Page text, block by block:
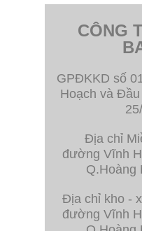
CÔNG
GPĐKKD số
Hoạch và
Địa chỉ
đường Vĩnh
Q.Hoàng
Địa chỉ kho -
đường Vĩnh